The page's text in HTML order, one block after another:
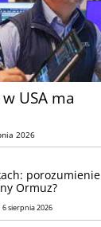
USA ma
2026
porozumienie
Ormuz?
6 sierpnia 2026